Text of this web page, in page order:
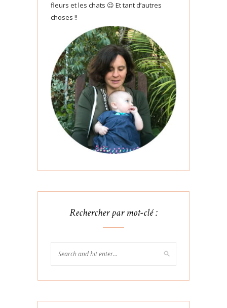
fleurs et les chats 😉 Et tant d’autres
choses !!
Rechercher par mot-clé :